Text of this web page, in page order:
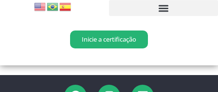
Inicie a certificação